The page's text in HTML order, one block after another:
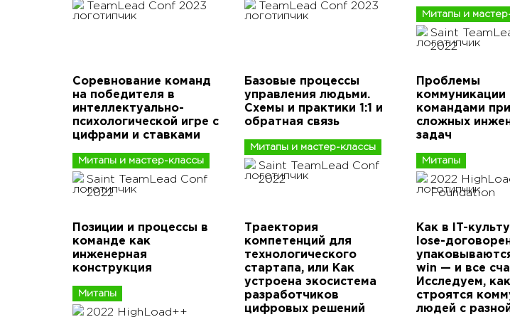
TeamLead Conf 2023 TeamLead Conf 2023
Митапы и
Saint
2022
Соревнование команд
на победителя в
интеллектуально-
психологической игре с
цифрами и ставками
Митапы и мастер-классы
Saint TeamLead Conf
2022
Базовые процессы
управления людьми.
Схемы и практики 1:1 и
обратная связь
Митапы и мастер-классы
Saint TeamLead Conf
2022
Проблемы
командами
сложных
задач
Митапы
2022
Foundation
Позиции и процессы в
команде как
инженерная
конструкция
Митапы
2022 HighLoad++
Траектория
компетенций для
технологического
стартапа, или Как
устроена экосистема
разработчиков
цифровых решений
Как в IT-
lose-
win — и все
Исследуем, как
строятся
людей с